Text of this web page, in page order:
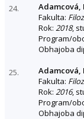
24.
Adamcová,
Fakulta:
Rok: 2018,
Program/
Obhajoba
25.
Adamcová,
Fakulta:
Rok: 2016,
Program/
Obhajoba